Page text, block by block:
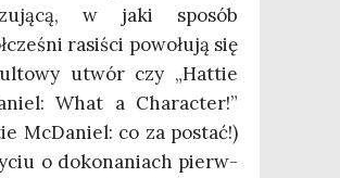
w jaki spo­sób
rasi­ści powo­łu­ją się
utwór czy „Hat­tie
What a Cha­rac­ter!”
McDa­niel: co za postać!)
o doko­na­niach pierw­